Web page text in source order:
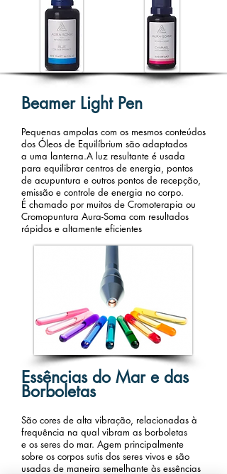
Beamer Light Pen
Pequenas ampolas com os mesmos conteúdos
dos Óleos de Equilíbrium são adaptados
a uma lanterna.A luz resultante é usada
para equilibrar centros de energia, pontos
de acupuntura e outros pontos de recepção,
emissão e controle de energia no corpo.
É chamado por muitos de Cromoterapia ou
Cromopuntura Aura-Soma com resultados
rápidos e altamente eficientes
Essências do Mar e das
Borboletas
São cores de alta vibração, relacionadas à
frequência na qual vibram as borboletas
e os seres do mar. Agem principalmente
sobre os corpos sutis dos seres vivos e são
usadas de maneira semelhante às essências